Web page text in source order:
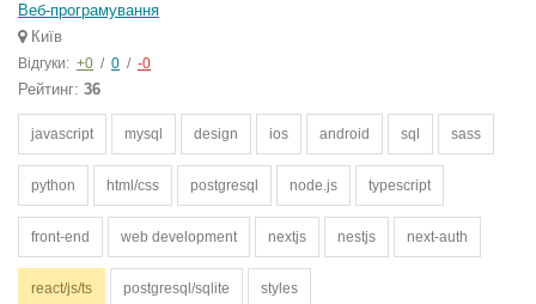
Веб-програмування
Київ
Відгуки: +0 / 0 / -0
Рейтинг: 36
javascript mysql design ios android sql sass
python html/css postgresql node.js typescript
front-end web development nextjs nestjs next-auth
react/js/ts postgresql/sqlite styles